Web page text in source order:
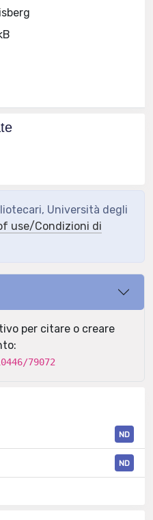
Università degli
use/Condizioni di
per citare o creare
79072
ND
ND